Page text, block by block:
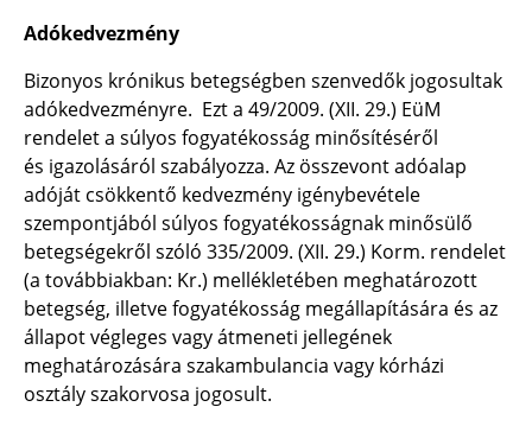
Adókedvezmény
Bizonyos krónikus betegségben szenvedők jogosultak
adókedvezményre. Ezt a 49/2009. (XII. 29.) EüM
rendelet a súlyos fogyatékosság minősítéséről
és igazolásáról szabályozza. Az összevont adóalap
adóját csökkentő kedvezmény igénybevétele
szempontjából súlyos fogyatékosságnak minősülő
betegségekről szóló 335/2009. (XII. 29.) Korm. rendelet
(a továbbiakban: Kr.) mellékletében meghatározott
betegség, illetve fogyatékosság megállapítására és az
állapot végleges vagy átmeneti jellegének
meghatározására szakambulancia vagy kórházi
osztály szakorvosa jogosult.